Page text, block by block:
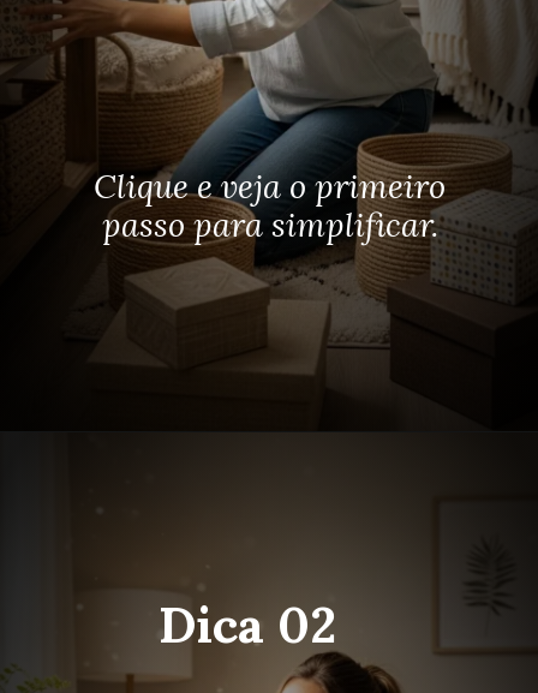
Clique e veja o primeiro
passo para simplificar.
Dica 02